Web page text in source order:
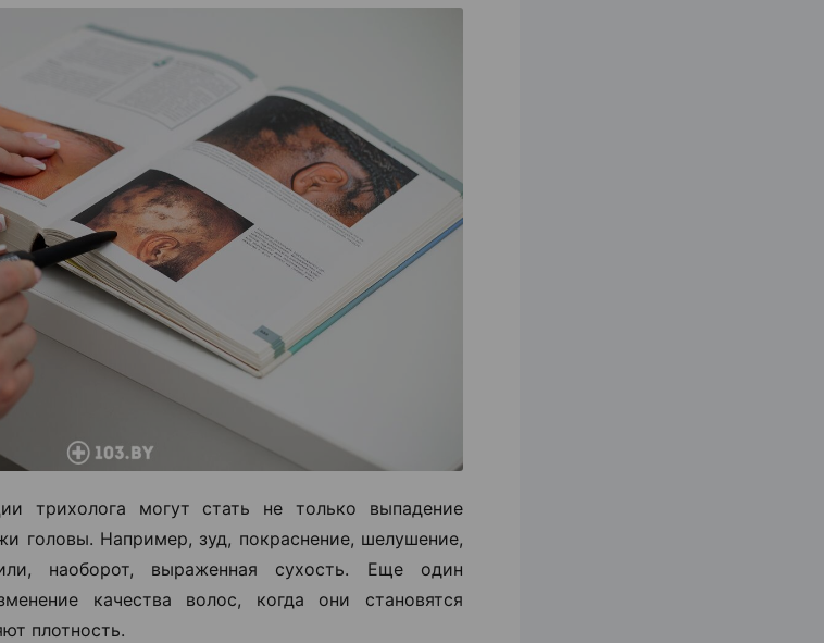
трихолога могут стать не только выпадение
головы. Например, зуд, покраснение, шелушение,
наоборот, выраженная сухость. Еще один
качества волос, когда они становятся
плотность.